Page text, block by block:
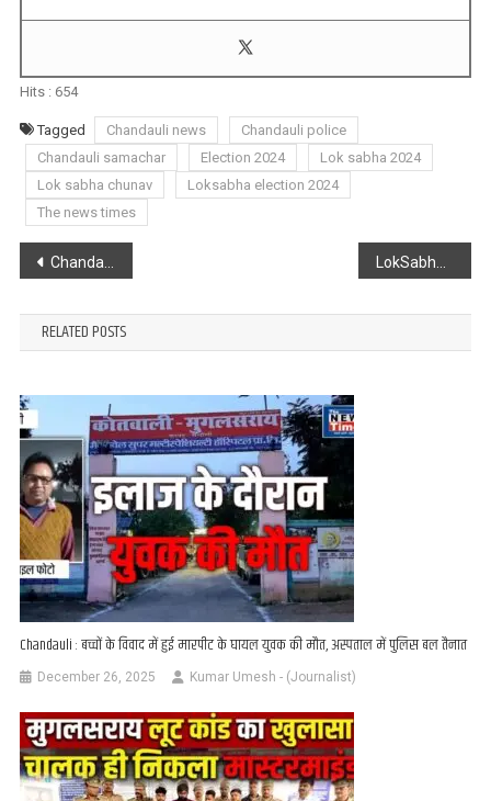
Hits : 654
Tagged Chandauli news
Chandauli police
Chandauli samachar
Election 2024
Lok sabha 2024
Lok sabha chunav
Loksabha election 2024
The news times
Post
navigation
Chandauli : मतदाताओं को मतदान से 5 दिन पूर्व जारी की जायेगी मतदाता पर्ची : जिलाधिकारी LokSabha Election 2024 : चुनाव के तीसरा चरण पूरा होने के साथ ही इंडिया एलायंस का तीसरा प्यूज उड़ गया : Pm Modi
RELATED POSTS
Chandauli : बच्चों के विवाद में हुई मारपीट के घायल युवक की मौत, अस्पताल में पुलिस बल तैनात
December 26, 2025 Kumar Umesh - (Journalist)